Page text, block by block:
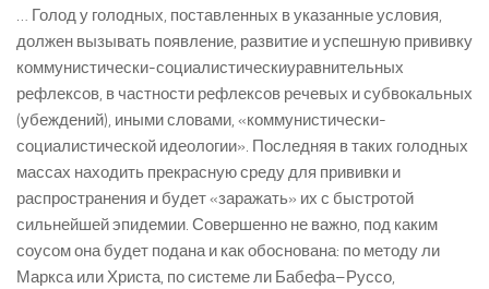
… Голод у голодных, поставленных в указанные условия,
должен вызывать появление, развитие и успешную прививку
коммунистически-социалистическиуравнительных
рефлексов, в частности рефлексов речевых и субвокальных
(убеждений), иными словами, «коммунистически-
социалистической идеологии». Последняя в таких голодных
массах находить прекрасную среду для прививки и
распространения и будет «заражать» их с быстротой
сильнейшей эпидемии. Совершенно не важно, под каким
соусом она будет подана и как обоснована: по методу ли
Маркса или Христа, по системе ли Бабефа–Руссо,